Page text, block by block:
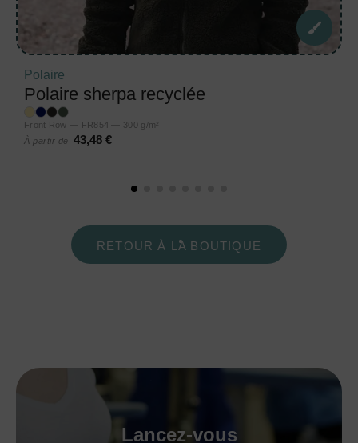
Polaire
Polaire sherpa recyclée
Front Row — FR854 — 300 g/m²
À partir de
43,48 €
RETOUR À LA BOUTIQUE
Lancez-vous